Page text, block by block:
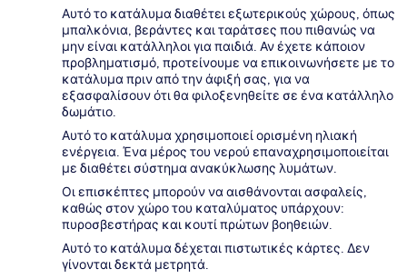
Αυτό το κατάλυμα διαθέτει εξωτερικούς χώρους, όπως
μπαλκόνια, βεράντες και ταράτσες που πιθανώς να
μην είναι κατάλληλοι για παιδιά. Αν έχετε κάποιον
προβληματισμό, προτείνουμε να επικοινωνήσετε με το
κατάλυμα πριν από την άφιξή σας, για να
εξασφαλίσουν ότι θα φιλοξενηθείτε σε ένα κατάλληλο
δωμάτιο.
Αυτό το κατάλυμα χρησιμοποιεί ορισμένη ηλιακή
ενέργεια. Ένα μέρος του νερού επαναχρησιμοποιείται
με διαθέτει σύστημα ανακύκλωσης λυμάτων.
Οι επισκέπτες μπορούν να αισθάνονται ασφαλείς,
καθώς στον χώρο του καταλύματος υπάρχουν:
πυροσβεστήρας και κουτί πρώτων βοηθειών.
Αυτό το κατάλυμα δέχεται πιστωτικές κάρτες. Δεν
γίνονται δεκτά μετρητά.